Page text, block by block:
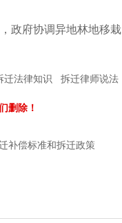
政府协调异地林地移
迁法律知识 拆迁律师说法
删除！
补偿标准和拆迁政策